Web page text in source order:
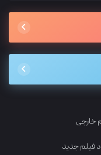
خارجی
فیلم جدید